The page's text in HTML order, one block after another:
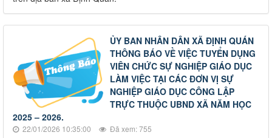
ỦY BAN NHÂN DÂN XÃ ĐỊNH QUÁN
THÔNG BÁO VỀ VIỆC TUYỂN DỤNG
VIÊN CHỨC SỰ NGHIỆP GIÁO DỤC
LÀM VIỆC TẠI CÁC ĐƠN VỊ SỰ
NGHIỆP GIÁO DỤC CÔNG LẬP
TRỰC THUỘC UBND XÃ NĂM HỌC
2025 – 2026.
22/01/2026 10:35:00 Đã xem: 755